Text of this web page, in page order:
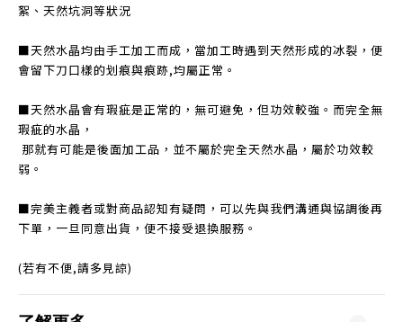
絮、天然坑洞等狀況
■天然水晶均由手工加工而成，當加工時遇到天然形成的冰裂，便
會留下刀口樣的划痕與痕跡,均屬正常。
■天然水晶會有瑕疵是正常的，無可避免，但功效較強。而完全無
瑕疵的水晶，
那就有可能是後面加工品，並不屬於完全天然水晶，屬於功效較
弱。
■完美主義者或對商品認知有疑問，可以先與我們溝通與協調後再
下單，一旦同意出貨，便不接受退換服務。
(若有不便,請多見諒)